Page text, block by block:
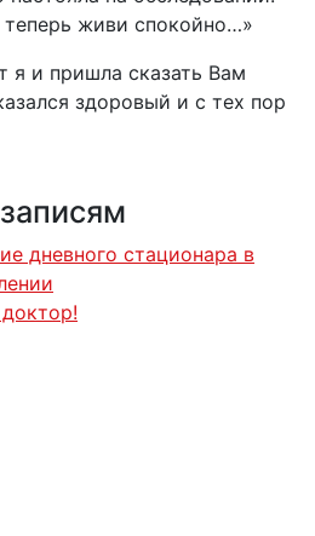
живи спокойно…»
я и пришла сказать Вам
здоровый и с тех пор
дневного стационара в